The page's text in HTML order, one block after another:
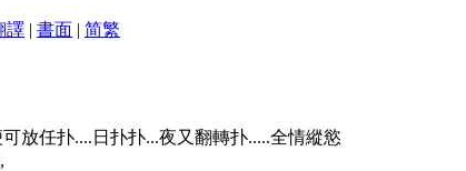
譯 | 書面 | 简繁
放任扑....日扑扑...夜又翻轉扑.....全情縱慾